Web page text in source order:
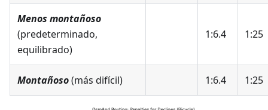
Menos montañoso
(predeterminado,
equilibrado)
1:6.4 1:25
Montañoso(más difícil) 1:6.4 1:25